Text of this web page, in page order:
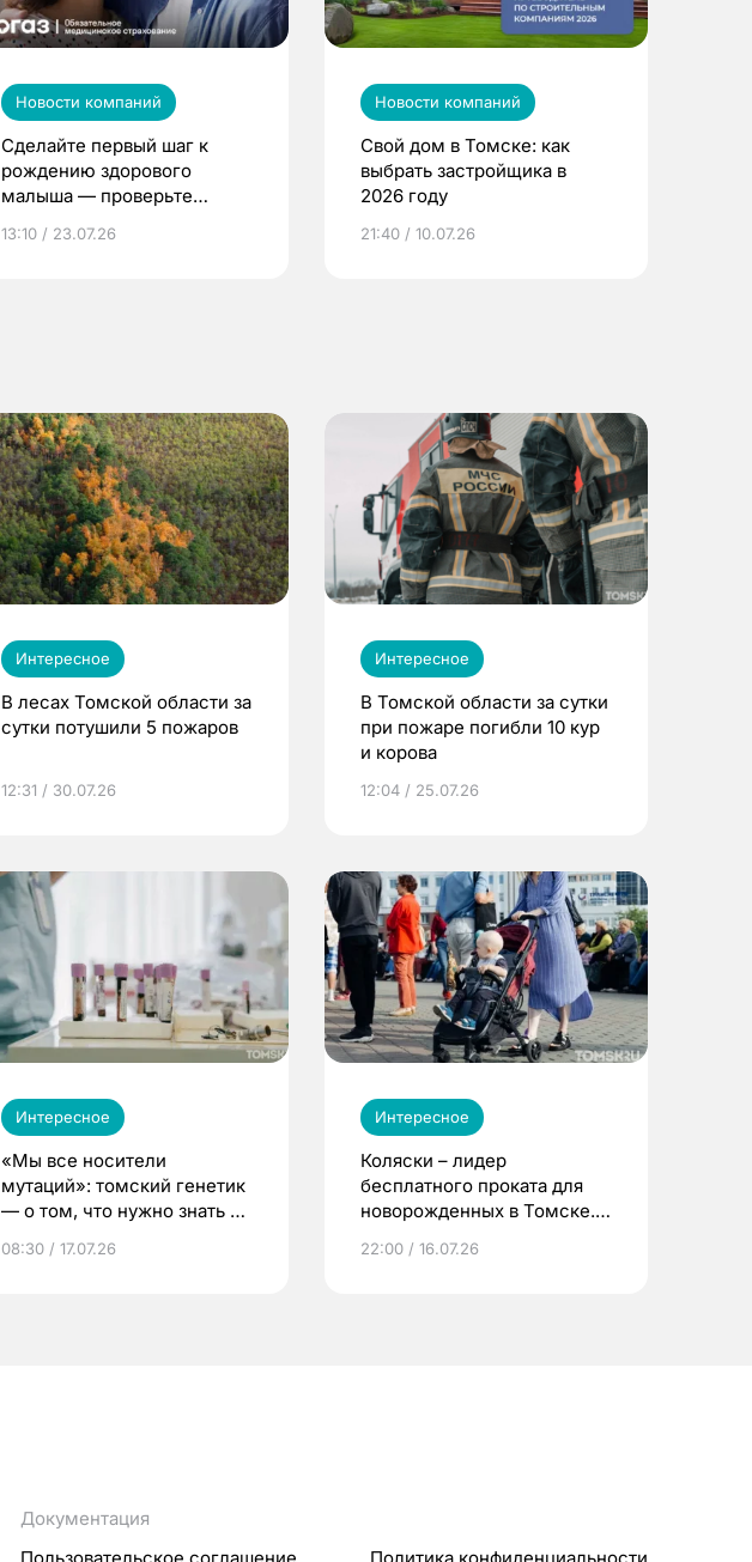
Новости компаний
Сделайте первый шаг к
рождению здорового
малыша — проверьте
по ОМС!
13:10 / 23.07.26
Новости компаний
Свой дом в Томске: как
выбрать застройщика в
2026 году
21:40 / 10.07.26
Интересное
В лесах Томской области за
сутки потушили 5 пожаров
12:31 / 30.07.26
Интересное
В Томской области за сутки
при пожаре погибли 10 кур
и корова
12:04 / 25.07.26
Интересное
«Мы все носители
мутаций»: томский генетик
— о том, что нужно знать до
08:30 / 17.07.26
Интересное
Коляски – лидер
бесплатного проката для
новорожденных в Томске.
22:00 / 16.07.26
Документация